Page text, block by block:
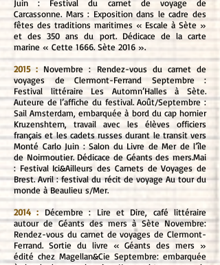
Juin : Festival du carnet de voyage de
Carcassonne. Mars : Exposition dans le cadre des
fêtes des traditions maritimes « Escale à Sète »
et des 350 ans du port. Dédicace de la carte
marine « Cette 1666. Sète 2016 ».
2015 : Novembre : Rendez-vous du carnet de
voyages de Clermont-Ferrand Septembre :
Festival littéraire Les Automn’Halles à Sète.
Auteure de l’affiche du festival. Août/Septembre :
Sail Amsterdam, embarquée à bord du cap hornier
Kruzenshtern, travail avec les élèves officiers
français et les cadets russes durant le transit vers
Monté Carlo Juin : Salon du Livre de Mer de l’île
de Noirmoutier. Dédicace de Géants des mers.Mai
: Festival Ici&Ailleurs des Carnets de Voyages de
Brest. Avril : festival du récit de voyage Au tour du
monde à Beaulieu s/Mer.
2014 : Décembre : Lire et Dire, café littéraire
autour de Géants des mers à Sète Novembre:
Rendez-vous du carnet de voyages de Clermont-
Ferrand. Sortie du livre « Géants des mers »
édité chez Magellan&Cie Septembre: embarquée